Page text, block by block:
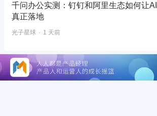
千问办公实测：钉钉和阿里生态如何让AI
真正落地
光子星球 1 天前
©2026 - 人人都是产品经理